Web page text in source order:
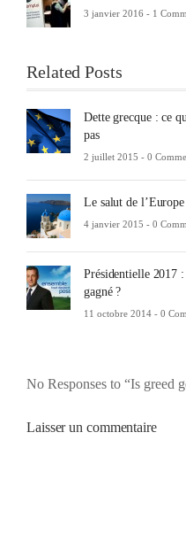
3 janvier 2016 - 1
Related Posts
Dette grecque : ce
pas
2 juillet 2015 - 0
Le salut de
4 janvier 2015 - 0
Présidentielle 2017
gagné ?
11 octobre 2014 - 0
No Responses to “Is greed
Laisser un commentaire